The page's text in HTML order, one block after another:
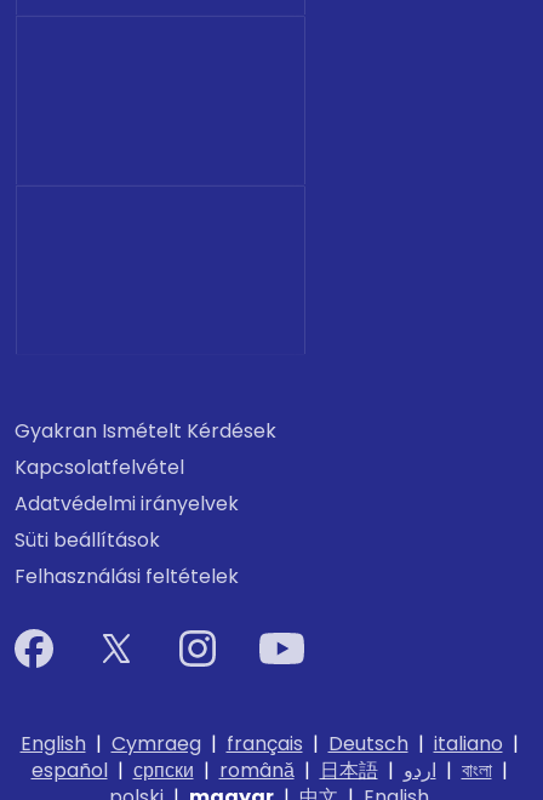
Gyakran Ismételt Kérdések
Kapcsolatfelvétel
Adatvédelmi irányelvek
Süti beállítások
Felhasználási feltételek
English| Cymraeg| français | Deutsch| italiano |
español| српски | română| 日本語| اردو | বাংলা|